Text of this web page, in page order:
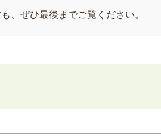
、ぜひ最後までご覧ください。